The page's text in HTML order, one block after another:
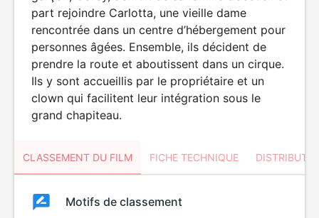
part rejoindre Carlotta, une vieille dame
rencontrée dans un centre d’hébergement pour
personnes âgées. Ensemble, ils décident de
prendre la route et aboutissent dans un cirque.
Ils y sont accueillis par le propriétaire et un
clown qui facilitent leur intégration sous le
grand chapiteau.
CLASSEMENT DU FILM FICHE TECHNIQUE
ClassementClassement
Motifs de classement